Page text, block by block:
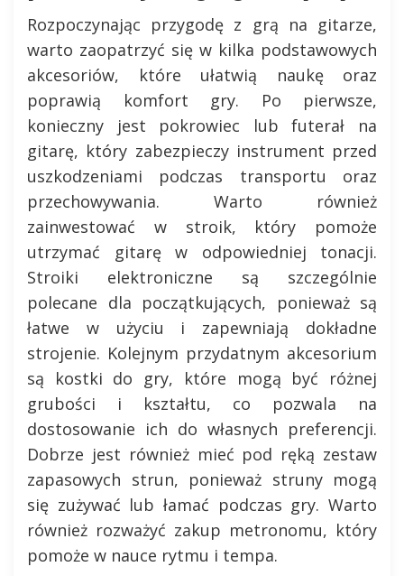
Rozpoczynając przygodę z grą na gitarze,
warto zaopatrzyć się w kilka podstawowych
akcesoriów, które ułatwią naukę oraz
poprawią komfort gry. Po pierwsze,
konieczny jest pokrowiec lub futerał na
gitarę, który zabezpieczy instrument przed
uszkodzeniami podczas transportu oraz
przechowywania. Warto również
zainwestować w stroik, który pomoże
utrzymać gitarę w odpowiedniej tonacji.
Stroiki elektroniczne są szczególnie
polecane dla początkujących, ponieważ są
łatwe w użyciu i zapewniają dokładne
strojenie. Kolejnym przydatnym akcesorium
są kostki do gry, które mogą być różnej
grubości i kształtu, co pozwala na
dostosowanie ich do własnych preferencji.
Dobrze jest również mieć pod ręką zestaw
zapasowych strun, ponieważ struny mogą
się zużywać lub łamać podczas gry. Warto
również rozważyć zakup metronomu, który
pomoże w nauce rytmu i tempa.